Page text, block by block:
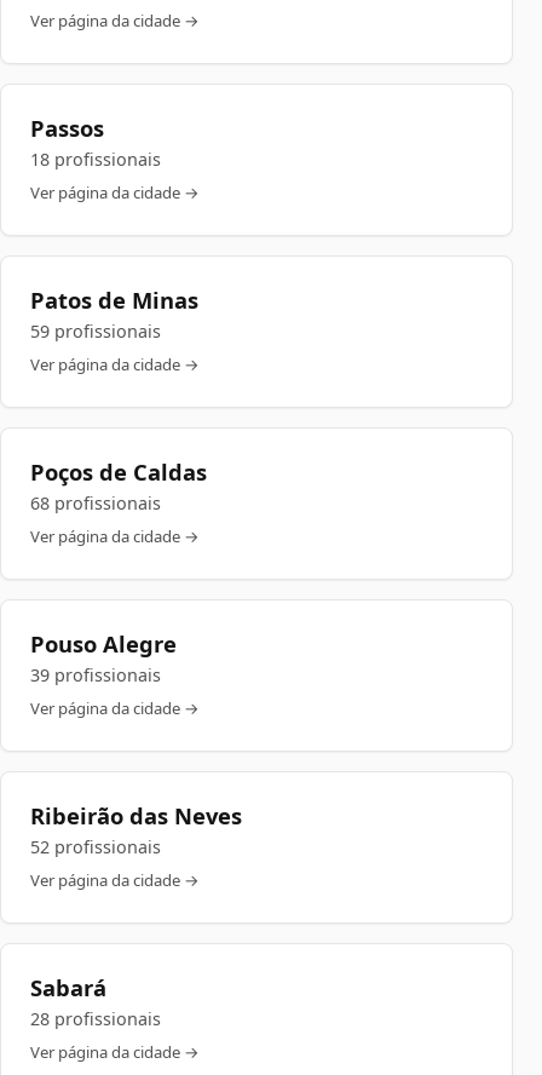
Ver página da cidade →
Passos
18 profissionais
Ver página da cidade →
Patos de Minas
59 profissionais
Ver página da cidade →
Poços de Caldas
68 profissionais
Ver página da cidade →
Pouso Alegre
39 profissionais
Ver página da cidade →
Ribeirão das Neves
52 profissionais
Ver página da cidade →
Sabará
28 profissionais
Ver página da cidade →